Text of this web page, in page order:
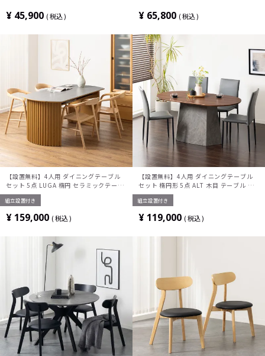
ッシュ 和モダン ナチュラル ブラウン 完
成品
¥ 45,900 税込
れ ウッディモダン (幅100cm 食卓テーブ
ル×1 食卓椅子×2)
¥ 65,800 税込
【設置無料】4人用 ダイニングテーブル
セット 5点 LUGA 楕円 セラミックテーブ
ル おしゃれ ダイニングチェア 和モダン
ナチュラル ブラウン(幅165cm 食卓テー
組立設置付き
¥ 159,000 税込
【設置無料】4人用 ダイニングテーブル
セット 楕円形 5点 ALT 木目 テーブル ス
タッキング ダイニングチェア おしゃれ ウ
ッディモダン (幅150cm 食卓テーブル
組立設置付き
¥ 119,000 税込